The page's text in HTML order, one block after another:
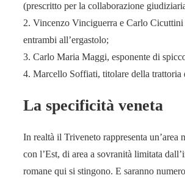
(prescritto per la collaborazione
2. Vincenzo Vinciguerra e Carlo Cicuttini
entrambi all’ergastolo;
3. Carlo Maria Maggi, esponente di
4. Marcello Soffiati, titolare della trattoria
La specificità veneta
In realtà il Triveneto rappresenta
con l’Est, di area a sovranità limitata
romane qui si stingono. E saranno